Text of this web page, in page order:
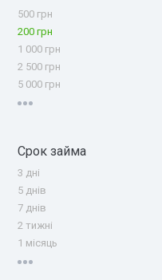
500 грн
200 грн
1 000 грн
2 500 грн
5 000 грн
Срок займа
3 дні
5 днів
7 днів
2 тижні
1 місяць